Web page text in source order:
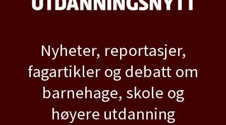
Nyheter, reportasjer,
fagartikler og debatt om
barnehage, skole og
høyere utdanning